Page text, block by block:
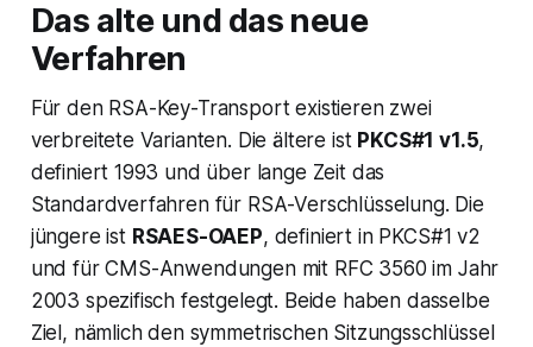
Das alte und das neue
Verfahren
Für den RSA-Key-Transport existieren zwei
verbreitete Varianten. Die ältere ist PKCS#1 v1.5,
definiert 1993 und über lange Zeit das
Standardverfahren für RSA-Verschlüsselung. Die
jüngere ist RSAES-OAEP, definiert in PKCS#1 v2
und für CMS-Anwendungen mit RFC 3560 im Jahr
2003 spezifisch festgelegt. Beide haben dasselbe
Ziel, nämlich den symmetrischen Sitzungsschlüssel